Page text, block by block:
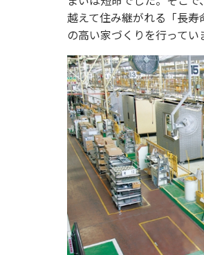
越えて住み継がれる「長
の高い家づくりを行ってい